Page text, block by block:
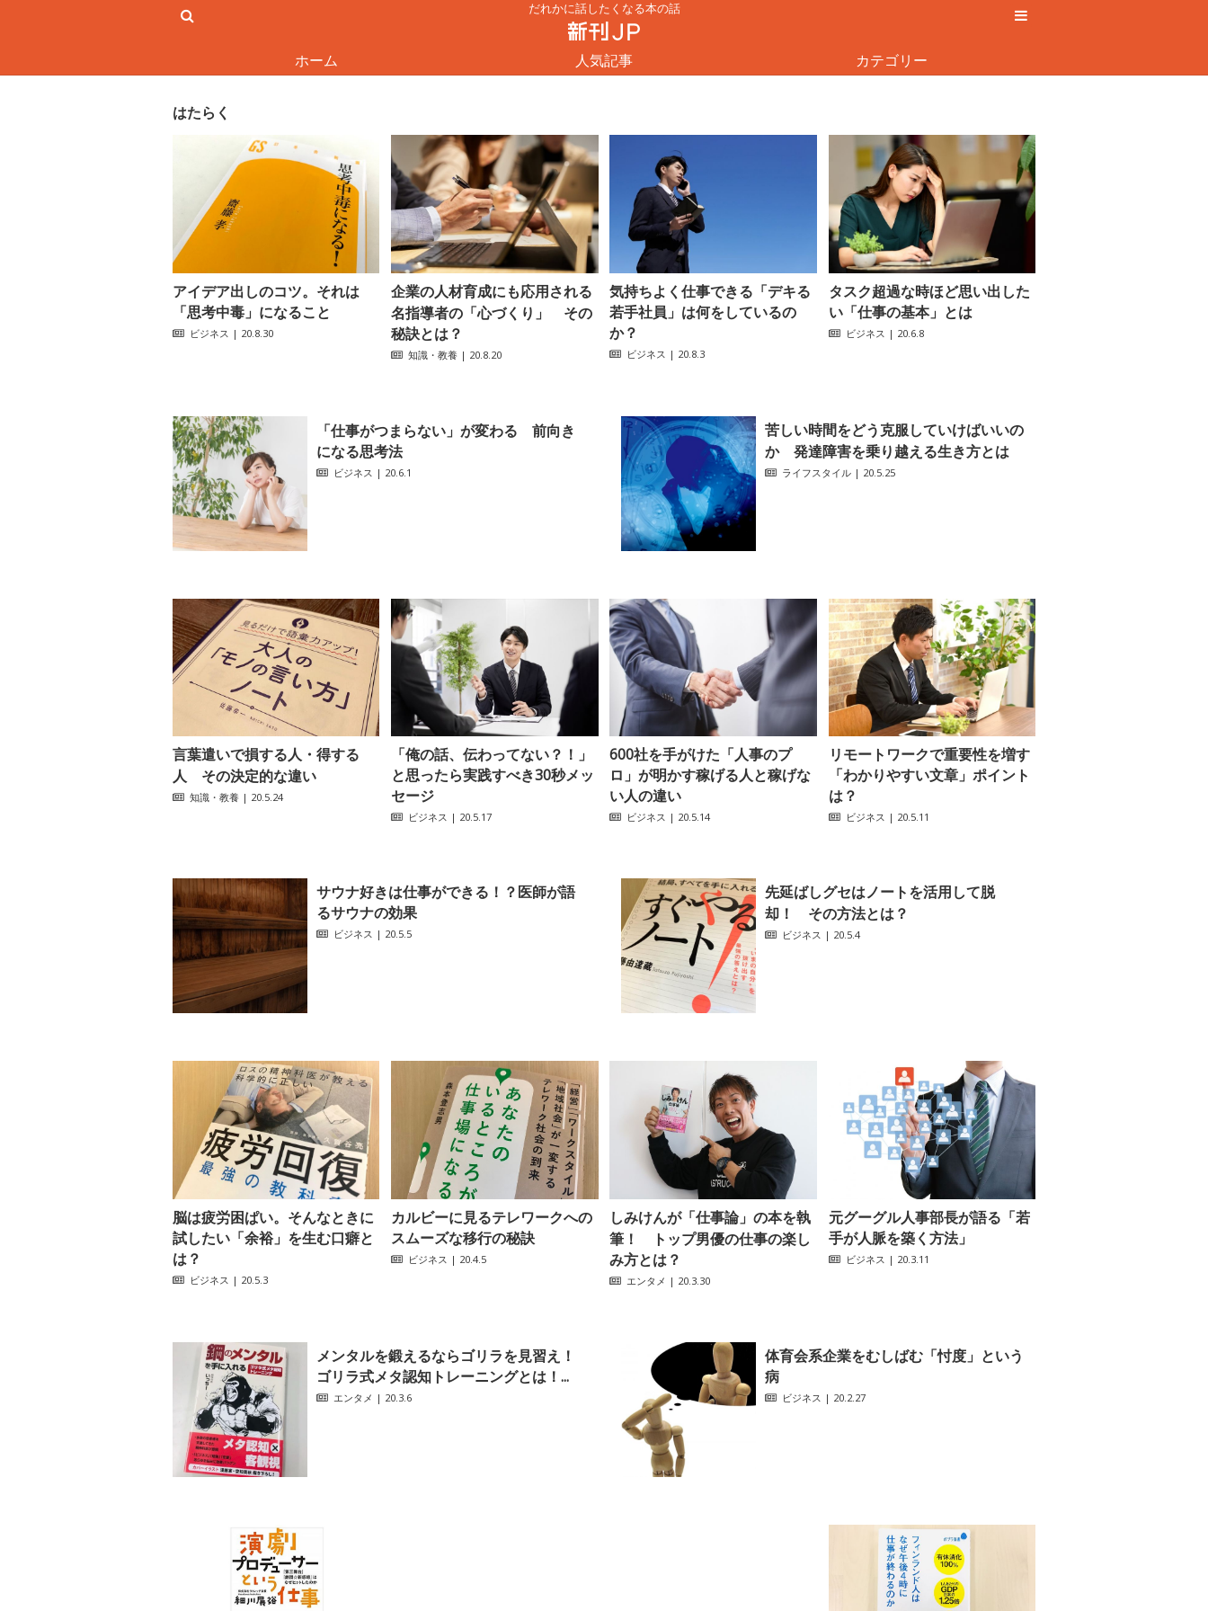
だれかに話したくなる本の話
ホーム 人気記事 カテゴリー
はたらく
アイデア出しのコツ。それは
「思考中毒」になること
ビジネス | 20.8.30
企業の人材育成にも応用される
名指導者の「心づくり」 その
秘訣とは？
知識・教養 | 20.8.20
気持ちよく仕事できる「デキる
若手社員」は何をしているの
か？
ビジネス | 20.8.3
タスク超過な時ほど思い出した
い「仕事の基本」とは
ビジネス | 20.6.8
「仕事がつまらない」が変わる 前向き
になる思考法
ビジネス | 20.6.1
苦しい時間をどう克服していけばいいの
か 発達障害を乗り越える生き方とは
ライフスタイル | 20.5.25
言葉遣いで損する人・得する
人 その決定的な違い
知識・教養 | 20.5.24
「俺の話、伝わってない？！」
と思ったら実践すべき30秒メッ
セージ
ビジネス | 20.5.17
600社を手がけた「人事のプ
ロ」が明かす稼げる人と稼げな
い人の違い
ビジネス | 20.5.14
リモートワークで重要性を増す
「わかりやすい文章」ポイント
は？
ビジネス | 20.5.11
サウナ好きは仕事ができる！？医師が語
るサウナの効果
ビジネス | 20.5.5
先延ばしグセはノートを活用して脱
却！ その方法とは？
ビジネス | 20.5.4
脳は疲労困ぱい。そんなときに
試したい「余裕」を生む口癖と
は？
ビジネス | 20.5.3
カルビーに見るテレワークへの
スムーズな移行の秘訣
ビジネス | 20.4.5
しみけんが「仕事論」の本を執
筆！ トップ男優の仕事の楽し
み方とは？
エンタメ | 20.3.30
元グーグル人事部長が語る「若
手が人脈を築く方法」
ビジネス | 20.3.11
メンタルを鍛えるならゴリラを見習え！
ゴリラ式メタ認知トレーニングとは！...
エンタメ | 20.3.6
体育会系企業をむしばむ「忖度」という
病
ビジネス | 20.2.27